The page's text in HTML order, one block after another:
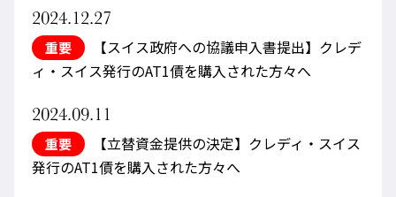
2024.12.27
重要
【スイス政府への協議申入書提出】クレデ
ィ・スイス発行のAT1債を購入された方々へ
2024.09.11
重要
【立替資金提供の決定】クレディ・スイス
発行のAT1債を購入された方々へ